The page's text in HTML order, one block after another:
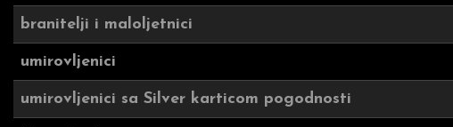
branitelji i maloljetnici
umirovljenici
umirovljenici sa Silver karticom pogodnosti